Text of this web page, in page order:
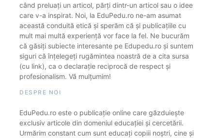
când preluați un articol, părți dintr-un articol sau o idee
care v-a inspirat. Noi, la EduPedu.ro ne-am asumat
această conduită etică și sperăm că și publicațiile cu
mult mai multă experiență vor face la fel. Ne bucurăm
că găsiți subiecte interesante pe Edupedu.ro și suntem
siguri că înțelegeți rugămintea noastră de a cita sursa
(cu link), ca o declarație reciprocă de respect și
profesionalism. Vă mulțumim!
DESPRE NOI
EduPedu.ro este o publicație online care găzduiește
exclusiv articole din domeniul educației și cercetării.
Urmărim constant cum sunt educați copiii noștri, cine și